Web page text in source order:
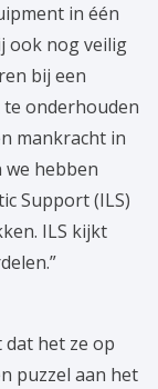
in één
ook nog veilig
bij een
onderhouden
mankracht in
hebben
Support (ILS)
ILS kijkt
dat het ze op
puzzel aan het